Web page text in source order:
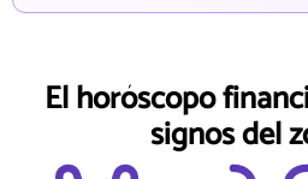
El horóscopo
signos del